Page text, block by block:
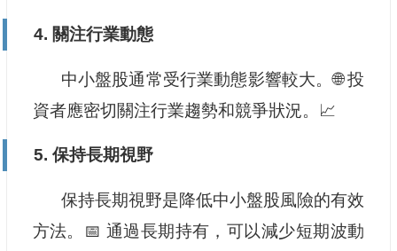
4. 關注行業動態
中小盤股通常受行業動態影響較大。🌐 投
資者應密切關注行業趨勢和競爭狀況。📈
5. 保持長期視野
保持長期視野是降低中小盤股風險的有效
方法。📅 通過長期持有，可以減少短期波動